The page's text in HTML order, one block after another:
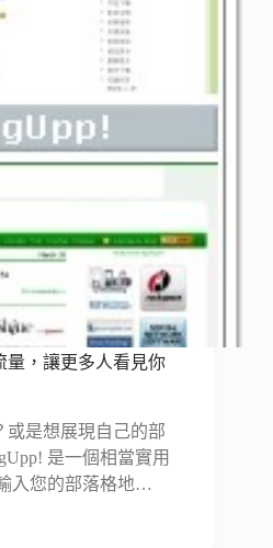
量，讓更多人看見你
或是想展現自己的部
是一個相當實用
入您的部落格地…